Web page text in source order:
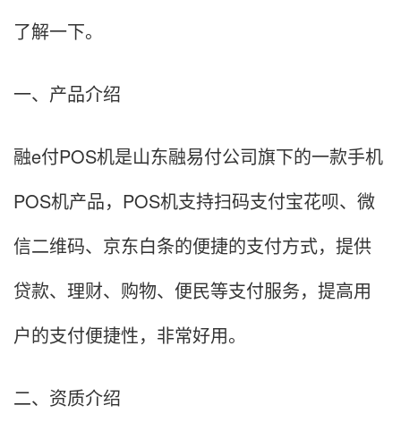
了解一下。
一、产品介绍
融e付POS机是山东融易付公司旗下的一款手机
POS机产品，POS机支持扫码支付宝花呗、微
信二维码、京东白条的便捷的支付方式，提供
贷款、理财、购物、便民等支付服务，提高用
户的支付便捷性，非常好用。
二、资质介绍